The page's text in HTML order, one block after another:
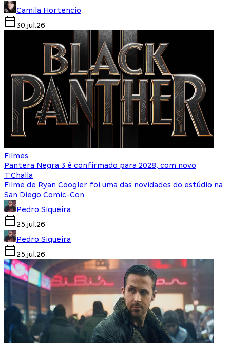
Camila Hortencio
30.jul.26
Filmes
Pantera Negra 3 é confirmado para 2028, com novo
T'Challa
Filme de Ryan Coogler foi uma das novidades do estúdio na
San Diego Comic-Con
Pedro Siqueira
25.jul.26
Pedro Siqueira
25.jul.26